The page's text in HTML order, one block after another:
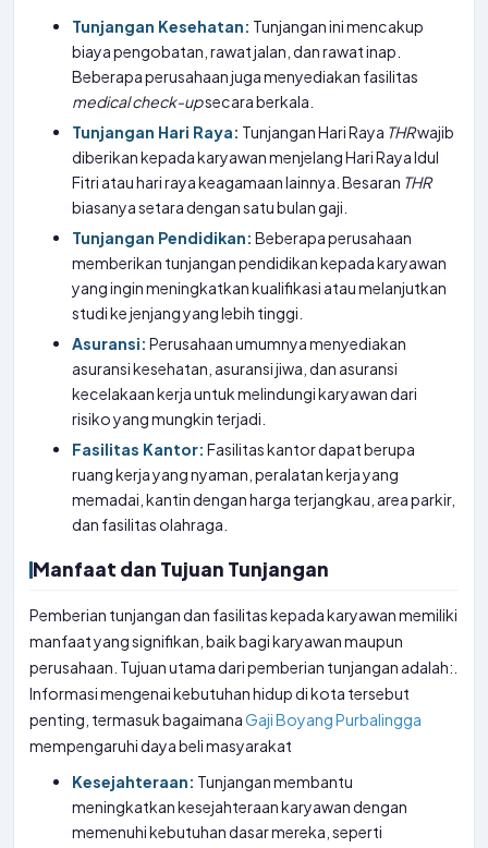
Tunjangan Kesehatan: Tunjangan ini mencakup
biaya pengobatan, rawat jalan, dan rawat inap.
Beberapa perusahaan juga menyediakan fasilitas
medical check-upsecara berkala.
Tunjangan Hari Raya: Tunjangan Hari Raya THRwajib
diberikan kepada karyawan menjelang Hari Raya Idul
Fitri atau hari raya keagamaan lainnya. Besaran THR
biasanya setara dengan satu bulan gaji.
Tunjangan Pendidikan: Beberapa perusahaan
memberikan tunjangan pendidikan kepada karyawan
yang ingin meningkatkan kualifikasi atau melanjutkan
studi ke jenjang yang lebih tinggi.
Asuransi: Perusahaan umumnya menyediakan
asuransi kesehatan, asuransi jiwa, dan asuransi
kecelakaan kerja untuk melindungi karyawan dari
risiko yang mungkin terjadi.
Fasilitas Kantor: Fasilitas kantor dapat berupa
ruang kerja yang nyaman, peralatan kerja yang
memadai, kantin dengan harga terjangkau, area parkir,
dan fasilitas olahraga.
Manfaat dan Tujuan Tunjangan
Pemberian tunjangan dan fasilitas kepada karyawan memiliki
manfaat yang signifikan, baik bagi karyawan maupun
perusahaan. Tujuan utama dari pemberian tunjangan adalah:.
Informasi mengenai kebutuhan hidup di kota tersebut
penting, termasuk bagaimanaGaji Boyang Purbalingga
mempengaruhi daya beli masyarakat
Kesejahteraan: Tunjangan membantu
meningkatkan kesejahteraan karyawan dengan
memenuhi kebutuhan dasar mereka, seperti